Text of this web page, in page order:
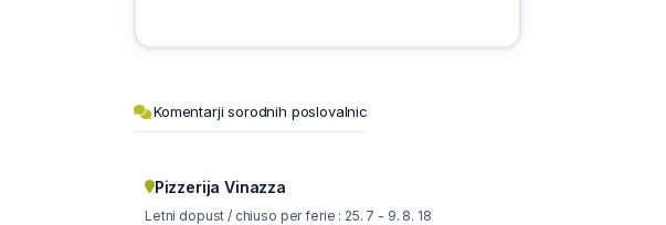
Komentarji sorodnih poslovalnic
Pizzerija Vinazza
Letni dopust / chiuso per ferie : 25. 7 - 9. 8. 18